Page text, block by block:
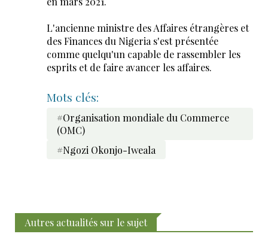
L'ancienne ministre des Affaires étrangères et
des Finances du Nigeria s'est présentée
comme quelqu'un capable de rassembler les
esprits et de faire avancer les affaires.
Mots clés:
#Organisation mondiale du Commerce
(OMC)
#Ngozi Okonjo-Iweala
Autres actualités sur le sujet